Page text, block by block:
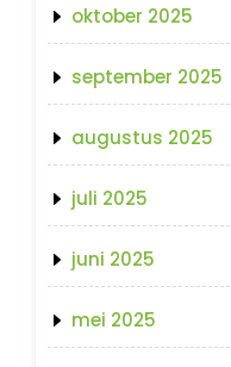
oktober 2025
september 2025
augustus 2025
juli 2025
juni 2025
mei 2025